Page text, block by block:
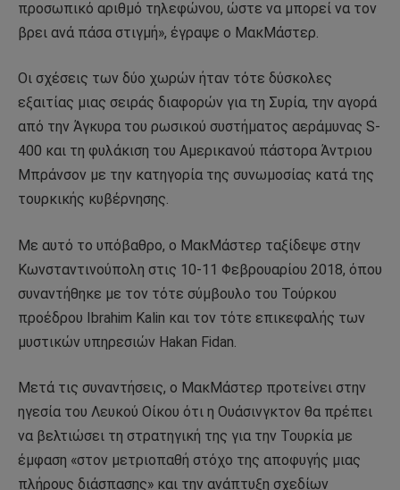
προσωπικό αριθμό τηλεφώνου, ώστε να μπορεί να τον
βρει ανά πάσα στιγμή», έγραψε ο ΜακΜάστερ.
Οι σχέσεις των δύο χωρών ήταν τότε δύσκολες
εξαιτίας μιας σειράς διαφορών για τη Συρία, την αγορά
από την Άγκυρα του ρωσικού συστήματος αεράμυνας S-
400 και τη φυλάκιση του Αμερικανού πάστορα Άντριου
Μπράνσον με την κατηγορία της συνωμοσίας κατά της
τουρκικής κυβέρνησης.
Με αυτό το υπόβαθρο, ο ΜακΜάστερ ταξίδεψε στην
Κωνσταντινούπολη στις 10-11 Φεβρουαρίου 2018, όπου
συναντήθηκε με τον τότε σύμβουλο του Τούρκου
προέδρου Ibrahim Kalin και τον τότε επικεφαλής των
μυστικών υπηρεσιών Hakan Fidan.
Μετά τις συναντήσεις, ο ΜακΜάστερ προτείνει στην
ηγεσία του Λευκού Οίκου ότι η Ουάσινγκτον θα πρέπει
να βελτιώσει τη στρατηγική της για την Τουρκία με
έμφαση «στον μετριοπαθή στόχο της αποφυγής μιας
πλήρους διάσπασης» και την ανάπτυξη σχεδίων